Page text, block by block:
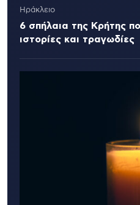
Ηράκλειο
6 σπήλαια της Κρήτης
ιστορίες και τραγωδίες